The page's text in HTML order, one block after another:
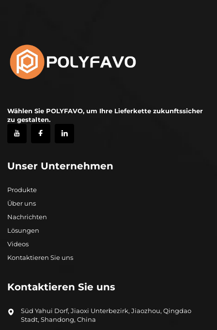
Wählen Sie POLYFAVO, um Ihre Lieferkette zukunftssicher
zu gestalten.
Unser Unternehmen
Produkte
Über uns
Nachrichten
Lösungen
Videos
Kontaktieren Sie uns
Kontaktieren Sie uns
Süd Yahui Dorf, Jiaoxi Unterbezirk, Jiaozhou, Qingdao
Stadt, Shandong, China